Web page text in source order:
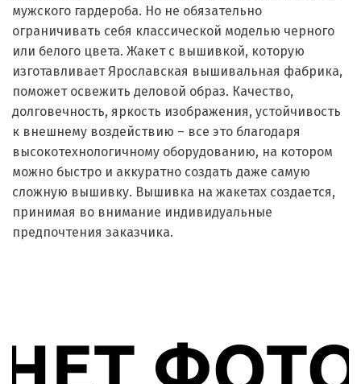
мужского гардероба. Но не обязательно
ограничивать себя классической моделью черного
или белого цвета. Жакет с вышивкой, которую
изготавливает Ярославская вышивальная фабрика,
поможет освежить деловой образ. Качество,
долговечность, яркость изображения, устойчивость
к внешнему воздействию – все это благодаря
высокотехнологичному оборудованию, на котором
можно быстро и аккуратно создать даже самую
сложную вышивку. Вышивка на жакетах создается,
принимая во внимание индивидуальные
предпочтения заказчика.